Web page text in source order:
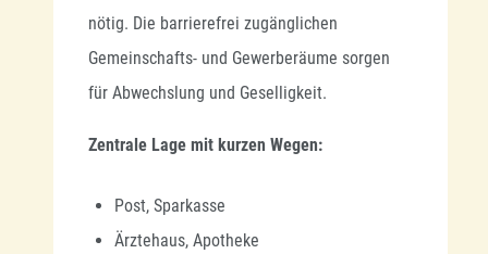
nötig. Die barrierefrei zugänglichen
Gemeinschafts- und Gewerberäume sorgen
für Abwechslung und Geselligkeit.
Zentrale Lage mit kurzen Wegen:
Post, Sparkasse
Ärztehaus, Apotheke